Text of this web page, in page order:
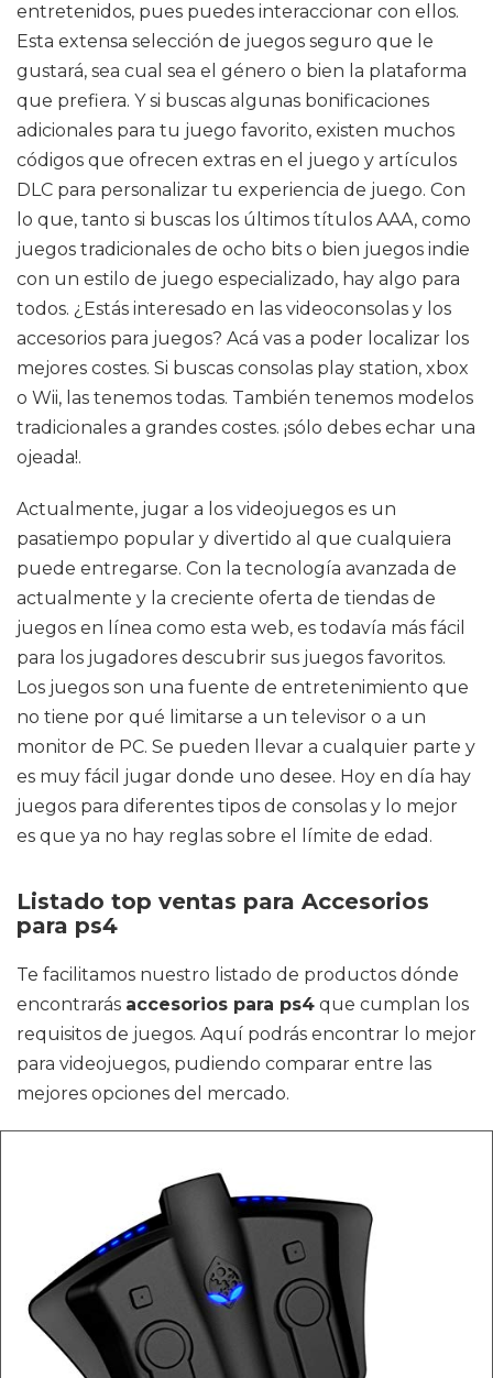
entretenidos, pues puedes interaccionar con ellos.
Esta extensa selección de juegos seguro que le
gustará, sea cual sea el género o bien la plataforma
que prefiera. Y si buscas algunas bonificaciones
adicionales para tu juego favorito, existen muchos
códigos que ofrecen extras en el juego y artículos
DLC para personalizar tu experiencia de juego. Con
lo que, tanto si buscas los últimos títulos AAA, como
juegos tradicionales de ocho bits o bien juegos indie
con un estilo de juego especializado, hay algo para
todos. ¿Estás interesado en las videoconsolas y los
accesorios para juegos? Acá vas a poder localizar los
mejores costes. Si buscas consolas play station, xbox
o Wii, las tenemos todas. También tenemos modelos
tradicionales a grandes costes. ¡sólo debes echar una
ojeada!.
Actualmente, jugar a los videojuegos es un
pasatiempo popular y divertido al que cualquiera
puede entregarse. Con la tecnología avanzada de
actualmente y la creciente oferta de tiendas de
juegos en línea como esta web, es todavía más fácil
para los jugadores descubrir sus juegos favoritos.
Los juegos son una fuente de entretenimiento que
no tiene por qué limitarse a un televisor o a un
monitor de PC. Se pueden llevar a cualquier parte y
es muy fácil jugar donde uno desee. Hoy en día hay
juegos para diferentes tipos de consolas y lo mejor
es que ya no hay reglas sobre el límite de edad.
Listado top ventas para Accesorios
para ps4
Te facilitamos nuestro listado de productos dónde
encontrarás accesorios para ps4 que cumplan los
requisitos de juegos. Aquí podrás encontrar lo mejor
para videojuegos, pudiendo comparar entre las
mejores opciones del mercado.